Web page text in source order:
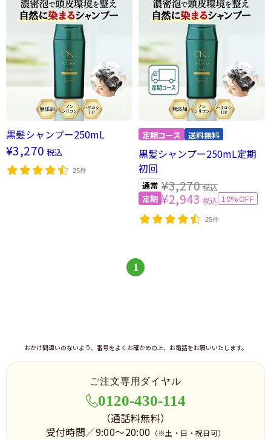
黒髪シャンプー250mL
¥3,270 税込
25件
黒髪シャンプー250mL定期
初回
¥2,943 税込 10%OFF
¥3,270税込
25件
1
おかけ間違いのないよう、番号をよくお確かめの上、お電話をお願いいたします。
ご注文専用ダイヤル
0120-430-114
（通話料無料）
受付時間／9:00～20:00 （※土・日・祝日可）